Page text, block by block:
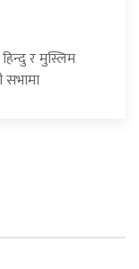
र मुस्लिम
सभामा